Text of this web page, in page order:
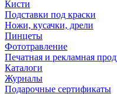
Кисти
Подставки под краски
Ножи, кусачки, дрели
Пинцеты
Фототравление
Печатная и рекламная
Каталоги
Журналы
Подарочные сертификаты